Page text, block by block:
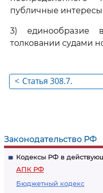
Законодательство РФ
Кодексы РФ в
АПК РФ
Бюджетный кодекс
публичные
3)
толковании судами
< Статья 308.7.
вместе с делом для
рассмотрения в
судебном заседании
Президиума